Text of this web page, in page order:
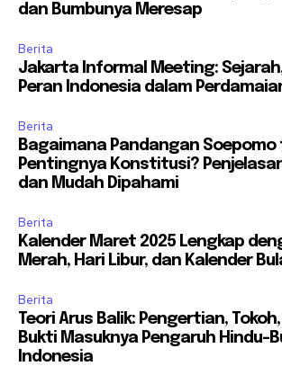
dan Bumbunya Meresap
Berita
Jakarta Informal Meeting:
Peran Indonesia dalam
Berita
Bagaimana Pandangan
Pentingnya Konstitusi?
dan Mudah Dipahami
Berita
Kalender Maret 2025 Lengkap
Merah, Hari Libur, dan Kalender
Berita
Teori Arus Balik: Pengertian,
Bukti Masuknya Pengaruh Hindu-
Indonesia